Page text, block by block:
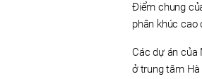
Điểm chung
phân khúc cao
Các dự án của
ở trung tâm